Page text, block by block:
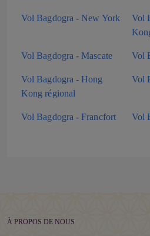
Vol Bagdogra - New York
Vol
Vol Bagdogra - Mascate Vol
Vol Bagdogra - Hong
Kong régional
Vol
Vol Bagdogra - Francfort Vol
À PROPOS DE NOUS